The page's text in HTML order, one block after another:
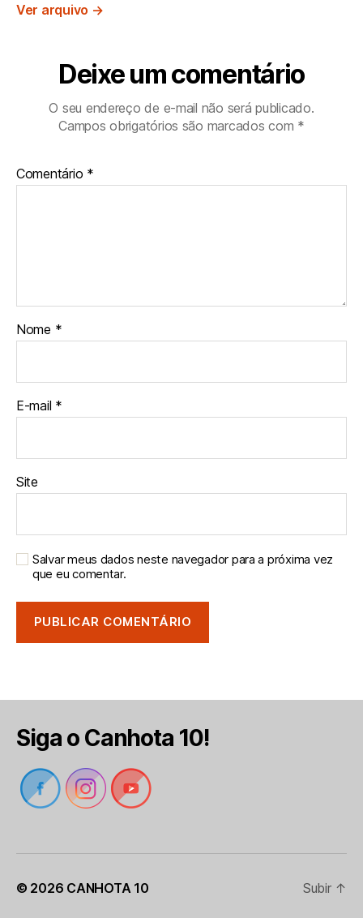
Ver arquivo →
Deixe um comentário
O seu endereço de e-mail não será publicado.
Campos obrigatórios são marcados com *
Comentário *
Nome *
E-mail *
Site
Salvar meus dados neste navegador para a próxima vez
que eu comentar.
Siga o Canhota 10!
© 2026 CANHOTA 10 Subir ↑